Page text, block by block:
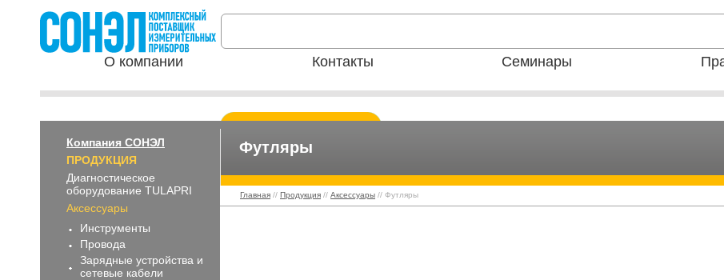
О компании Контакты Семинары
Компания СОНЭЛ
ПРОДУКЦИЯ
Диагностическое
оборудование TULAPRI
Аксессуары
Инструменты
Провода
Зарядные устройства и
сетевые кабели
Футляры
Главная // Продукция // Аксессуары // Футляры